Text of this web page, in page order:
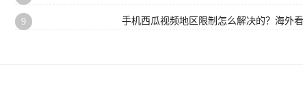
9 手机西瓜视频地区限制怎么解决的？海外